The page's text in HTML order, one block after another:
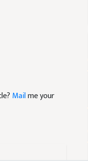
Mailme your